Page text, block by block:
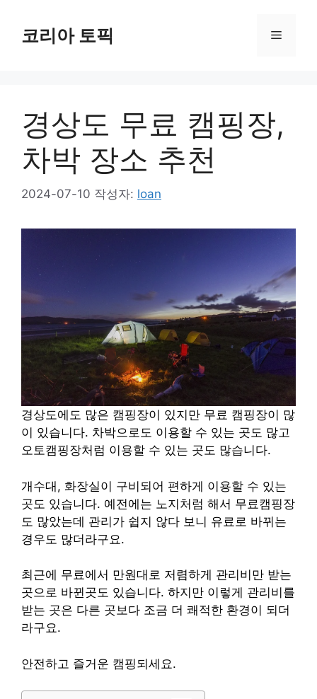
코리아 토픽 메
경상도 무료 캠핑장,
차박 장소 추천
2024-07-10 작성자: loan
경상도에도 많은 캠핑장이 있지만 무료 캠핑장이 많
이 있습니다. 차박으로도 이용할 수 있는 곳도 많고
오토캠핑장처럼 이용할 수 있는 곳도 많습니다.
개수대, 화장실이 구비되어 편하게 이용할 수 있는
곳도 있습니다. 예전에는 노지처럼 해서 무료캠핑장
도 많았는데 관리가 쉽지 않다 보니 유료로 바뀌는
경우도 많더라구요.
최근에 무료에서 만원대로 저렴하게 관리비만 받는
곳으로 바뀐곳도 있습니다. 하지만 이렇게 관리비를
받는 곳은 다른 곳보다 조금 더 쾌적한 환경이 되더
라구요.
안전하고 즐거운 캠핑되세요.